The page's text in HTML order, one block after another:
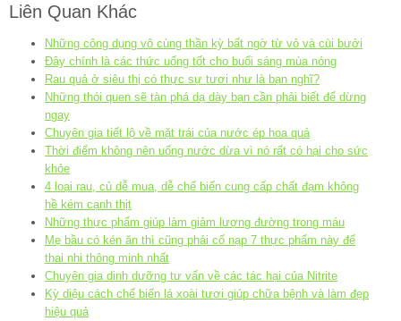
Liên Quan Khác
Những công dụng vô cùng thần kỳ bất ngờ từ vỏ và cùi bưởi
Đây chính là các thức uống tốt cho buổi sáng mùa nóng
Rau quả ở siêu thị có thực sự tươi như là bạn nghĩ?
Những thói quen sẽ tàn phá dạ dày bạn cần phải biết để dừng
ngay
Chuyên gia tiết lộ về mặt trái của nước ép hoa quả
Thời điểm không nên uống nước dừa vì nó rất có hại cho sức
khỏe
4 loại rau, củ dễ mua, dễ chế biến cung cấp chất đạm không
hề kém cạnh thịt
Những thực phẩm giúp làm giảm lượng đường trong máu
Mẹ bầu có kén ăn thì cũng phải cố nạp 7 thực phẩm này để
thai nhi thông minh nhất
Chuyên gia dinh dưỡng tư vấn về các tác hại của Nitrite
Kỳ diệu cách chế biến lá xoài tươi giúp chữa bệnh và làm đẹp
hiệu quả